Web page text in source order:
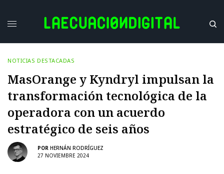
NOTICIAS DESTACADAS
MasOrange y Kyndryl impulsan la
transformación tecnológica de la
operadora con un acuerdo
estratégico de seis años
POR HERNÁN RODRÍGUEZ
27 NOVIEMBRE 2024